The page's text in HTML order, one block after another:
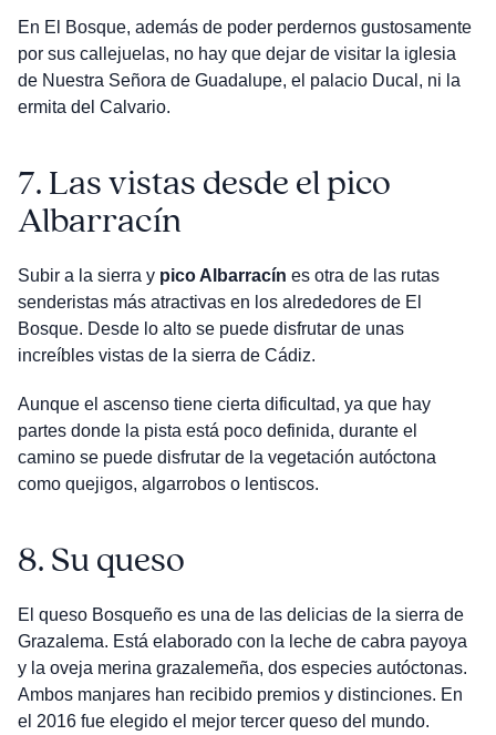
En El Bosque, además de poder perdernos gustosamente
por sus callejuelas, no hay que dejar de visitar la iglesia
de Nuestra Señora de Guadalupe, el palacio Ducal, ni la
ermita del Calvario.
7.Las vistas desde el pico
Albarracín
Subir a la sierra y pico Albarracín es otra de las rutas
senderistas más atractivas en los alrededores de El
Bosque. Desde lo alto se puede disfrutar de unas
increíbles vistas de la sierra de Cádiz.
Aunque el ascenso tiene cierta dificultad, ya que hay
partes donde la pista está poco definida, durante el
camino se puede disfrutar de la vegetación autóctona
como quejigos, algarrobos o lentiscos.
8.Su queso
El queso Bosqueño es una de las delicias de la sierra de
Grazalema. Está elaborado con la leche de cabra payoya
y la oveja merina grazalemeña, dos especies autóctonas.
Ambos manjares han recibido premios y distinciones. En
el 2016 fue elegido el mejor tercer queso del mundo.